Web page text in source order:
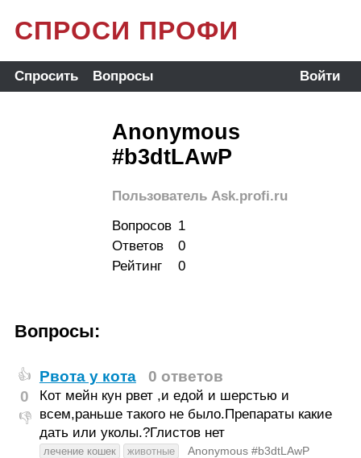
СПРОСИ ПРОФИ
Спросить Вопросы Войти
Anonymous
#b3dtLAwP
Пользователь Ask.profi.ru
Вопросов 1
Ответов
0
Рейтинг
0
Вопросы:
👍
0
👎
Рвота у кота 0 ответов
Кот мейн кун рвет ,и едой и шерстью и
всем,раньше такого не было.Препараты какие
дать или уколы.?Глистов нет
лечение кошек животные
Anonymous #b3dtLAwP